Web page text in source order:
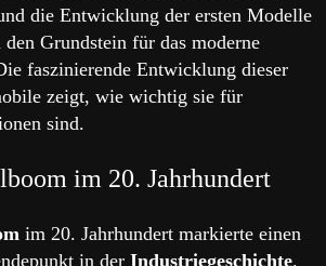
die Entwicklung der ersten Modelle
Grundstein für das moderne
faszinierende Entwicklung dieser
zeigt, wie wichtig sie für
sind.
im 20. Jahrhundert
im 20. Jahrhundert markierte einen
in der Industriegeschichte.